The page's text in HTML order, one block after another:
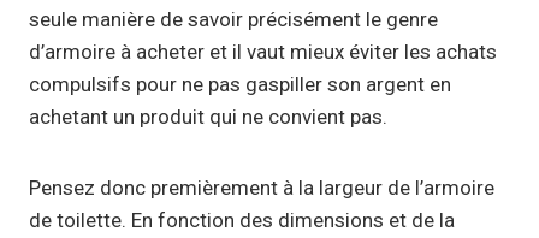
seule manière de savoir précisément le genre
d’armoire à acheter et il vaut mieux éviter les achats
compulsifs pour ne pas gaspiller son argent en
achetant un produit qui ne convient pas.
Pensez donc premièrement à la largeur de l’armoire
de toilette. En fonction des dimensions et de la